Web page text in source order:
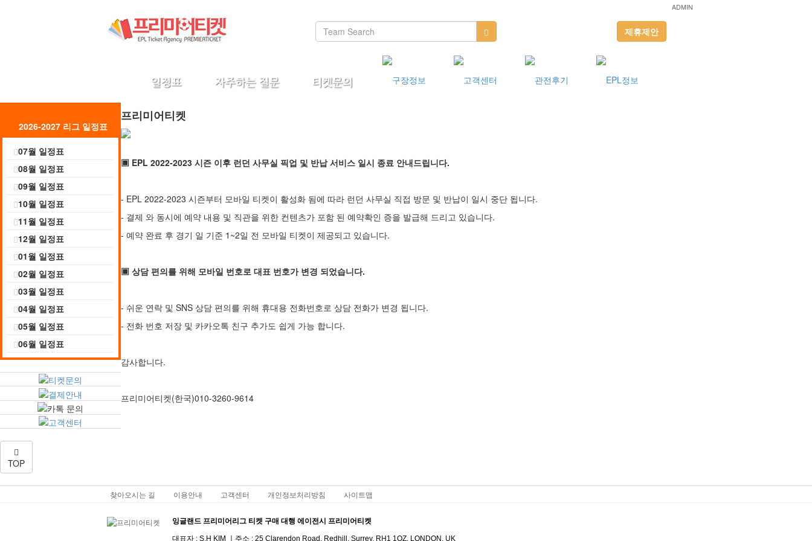
ADMIN
제휴제안
2026-2027 리그 일정표
07월 일정표
08월 일정표
09월 일정표
10월 일정표
11월 일정표
12월 일정표
01월 일정표
02월 일정표
03월 일정표
04월 일정표
05월 일정표
06월 일정표
프리미어티켓
▣ EPL 2022-2023 시즌 이후 런던 사무실 픽업 및 반납 서비스 일시 종료 안내드립니다.
- EPL 2022-2023 시즌부터 모바일 티켓이 활성화 됨에 따라 런던 사무실 직접 방문 및 반납이 일시 중단 됩니다.
- 결제 와 동시에 예약 내용 및 직관을 위한 컨텐츠가 포함 된 예약확인 증을 발급해 드리고 있습니다.
- 예약 완료 후 경기 일 기준 1~2일 전 모바일 티켓이 제공되고 있습니다.​
▣ 상담 편의를 위해 모바일 번호로 대표 번호가 변경 되었습니다.
- 쉬운 연락 및 SNS 상담 편의를 위해 휴대용 전화번호로 상담 전화가 변경 됩니다.​
- 전화 번호 저장 및 카카오톡 친구 추가도 쉽게 가능 합니다.
감사합니다.
프리미어티켓(한국)010-3260-9614
TOP
찾아오시는 길 이용안내 고객센터 개인정보처리방침 사이트맵
잉글랜드 프리미어리그 티켓 구매 대행 에이전시 프리미어티켓
대표자 : S.H KIM ㅣ주소 : 25 Clarendon Road, Redhill, Surrey, RH1 1QZ​, LONDON, UK